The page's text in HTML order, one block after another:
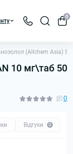
0
(Allchem Asia)
10 мг\таб 50
0
Відгуки 0